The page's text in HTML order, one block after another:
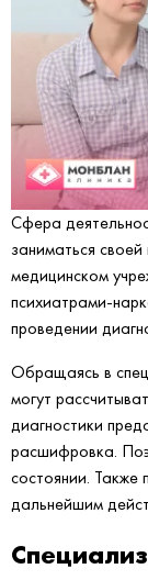
Сфера
заниматься
медицинском
психиатрами-
проведении
Обращаясь в
могут
диагностики
расшифровка.
состоянии. Также
дальнейшим